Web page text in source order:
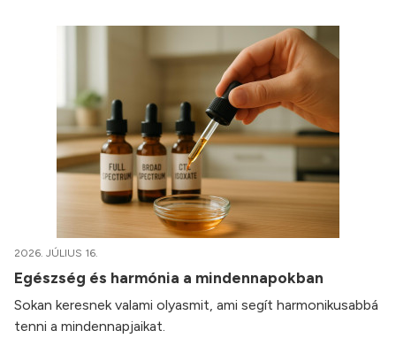
2026. JÚLIUS 16.
Egészség és harmónia a mindennapokban
Sokan keresnek valami olyasmit, ami segít harmonikusabbá
tenni a mindennapjaikat.